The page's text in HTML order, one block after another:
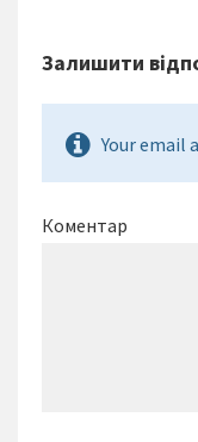
Залишити
Your email
Коментар